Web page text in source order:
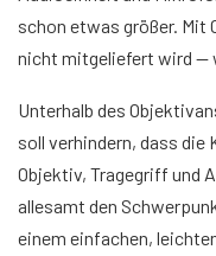
schon etwas größer. Mit
nicht mitgeliefert wird —
Unterhalb des
soll verhindern, dass die
Objektiv, Tragegriff und
allesamt den
einem einfachen,